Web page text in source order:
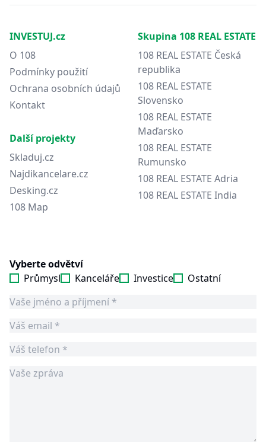
INVESTUJ.cz
O 108
Podmínky použití
Ochrana osobních údajů
Kontakt
Další projekty
Skladuj.cz
Najdikancelare.cz
Desking.cz
108 Map
Skupina 108 REAL ESTATE
108 REAL ESTATE Česká
republika
108 REAL ESTATE
Slovensko
108 REAL ESTATE
Maďarsko
108 REAL ESTATE
Rumunsko
108 REAL ESTATE Adria
108 REAL ESTATE India
Vyberte odvětví
Průmysl
Kanceláře Investice Ostatní